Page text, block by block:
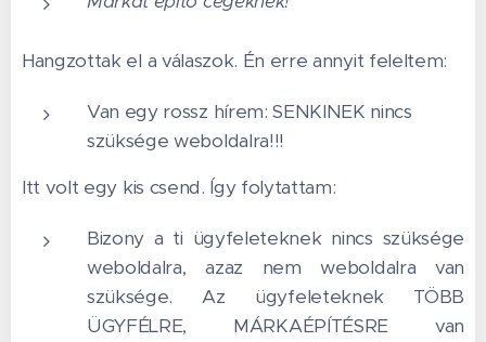
Hangzottak el a válaszok. Én erre annyit feleltem:
Van egy rossz hírem: SENKINEK nincs
szüksége weboldalra!!!
Itt volt egy kis csend. Így folytattam:
Bizony a ti ügyfeleteknek nincs szüksége
weboldalra, azaz nem weboldalra van
szüksége. Az ügyfeleteknek TÖBB
ÜGYFÉLRE, MÁRKAÉPÍTÉSRE van